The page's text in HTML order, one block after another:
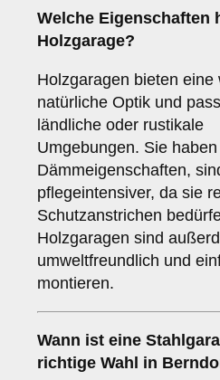
Welche Eigenschaften
Holzgarage?
Holzgaragen bieten eine
natürliche Optik und
ländliche oder rustikale
Umgebungen. Sie
Dämmeigenschaften,
pflegeintensiver, da sie
Schutzanstrichen
Holzgaragen sind
umweltfreundlich und
montieren.
Wann ist eine
richtige Wahl in